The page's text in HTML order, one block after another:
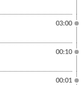
03:00
00:10
00:01